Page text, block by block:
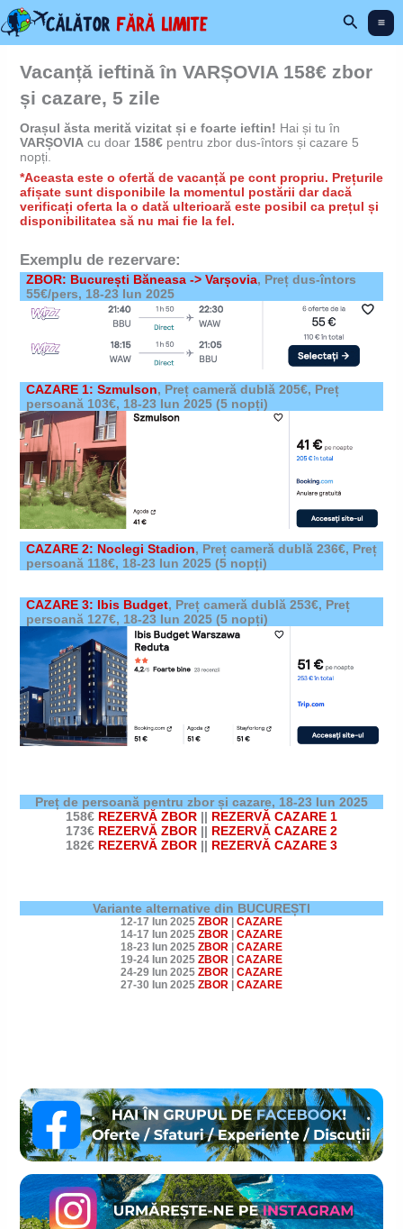
Skip
to
content
Search
Vacanță ieftină în VARȘOVIA 158€ zbor
și cazare, 5 zile
Orașul ăsta merită vizitat și e foarte ieftin! Hai și tu în
VARȘOVIAcu doar 158€pentru zbor dus-întors și cazare 5
nopți.
*Aceasta este o ofertă de vacanță pe cont propriu. Prețurile
afișate sunt disponibile la momentul postării dar dacă
verificați oferta la o dată ulterioară este posibil ca prețul și
disponibilitatea să nu mai fie la fel.
Exemplu de rezervare:
ZBOR: București Băneasa -> Varșovia, Preț dus-întors
55€/pers, 18-23 Iun 2025
CAZARE 1: Szmulson, Preț cameră dublă 205€, Preț
persoană 103€, 18-23 Iun 2025(5 nopți)
CAZARE 2: Noclegi Stadion, Preț cameră dublă 236€, Preț
persoană 118€, 18-23 Iun 2025(5 nopți)
CAZARE 3: Ibis Budget, Preț cameră dublă 253€, Preț
persoană 127€, 18-23 Iun 2025(5 nopți)
Preț de persoană pentru zbor și cazare, 18-23 Iun 2025
158€ REZERVĂ ZBOR || REZERVĂ CAZARE 1
173€ REZERVĂ ZBOR || REZERVĂ CAZARE 2
182€ REZERVĂ ZBOR || REZERVĂ CAZARE 3
Variante alternative din BUCUREȘTI
12-17 Iun 2025 ZBOR
CAZARE
14-17 Iun 2025 ZBOR
CAZARE
18-23 Iun 2025 ZBOR
CAZARE
19-24 Iun 2025 ZBOR
CAZARE
24-29 Iun 2025 ZBOR
CAZARE
27-30 Iun 2025 ZBOR CAZARE